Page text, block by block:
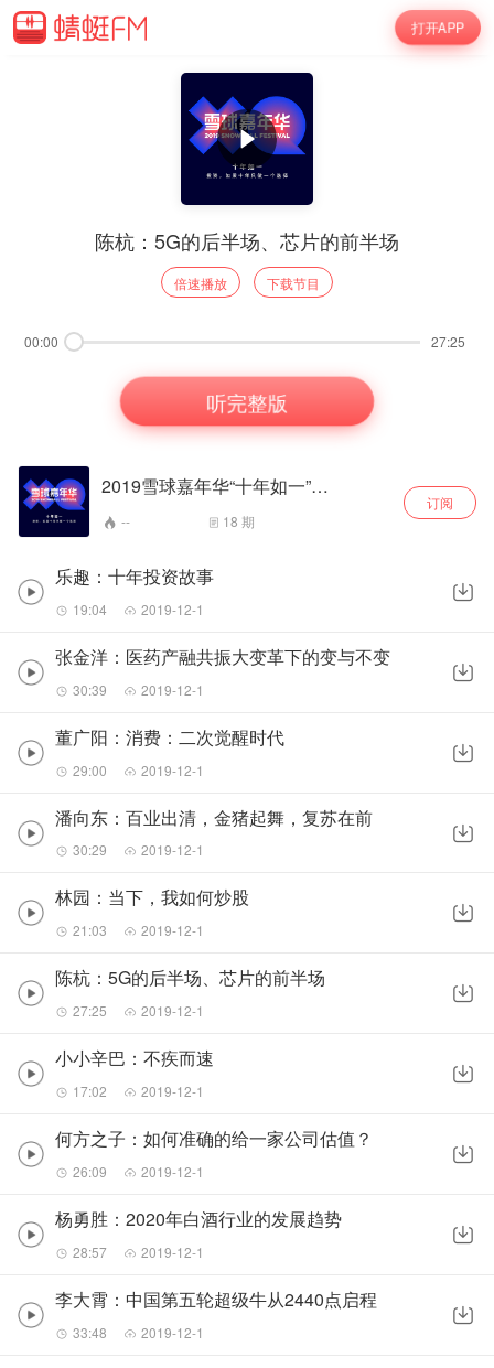
打开APP
陈杭：5G的后半场、芯片的前半场
倍速播放 下载节目
00:00 27:25
听完整版
2019雪球嘉年华“十年如一”主题会场
-- 18 期
订阅
乐趣：十年投资故事
19:04 2019-12-1
张金洋：医药产融共振大变革下的变与不变
30:39 2019-12-1
董广阳：消费：二次觉醒时代
29:00 2019-12-1
潘向东：百业出清，金猪起舞，复苏在前
30:29 2019-12-1
林园：当下，我如何炒股
21:03 2019-12-1
陈杭：5G的后半场、芯片的前半场
27:25 2019-12-1
小小辛巴：不疾而速
17:02 2019-12-1
何方之子：如何准确的给一家公司估值？
26:09 2019-12-1
杨勇胜：2020年白酒行业的发展趋势
28:57 2019-12-1
李大霄：中国第五轮超级牛从2440点启程
33:48 2019-12-1